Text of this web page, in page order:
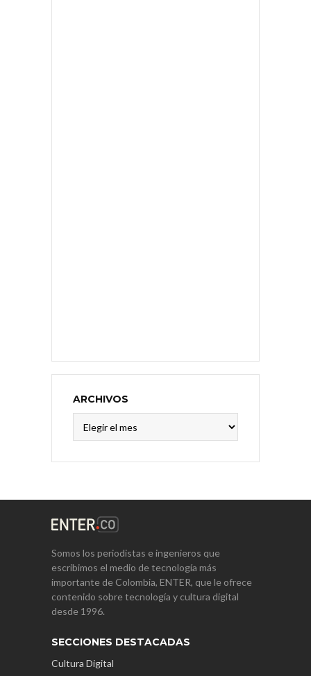
ARCHIVOS
Somos los periodistas e ingenieros que
escribimos el medio de tecnología más
importante de Colombia, ENTER, que le ofrece
contenido sobre tecnología y cultura digital
desde 1996.
SECCIONES DESTACADAS
Cultura Digital